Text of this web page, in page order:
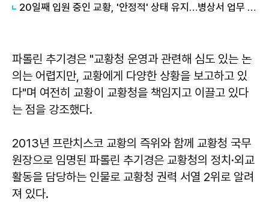
20일째 입원 중인 교황, '안정적' 상태 유지…병상서 업무 재개
파롤린 추기경은 "교황청 운영과 관련해 심도 있는 논
의는 어렵지만, 교황에게 다양한 상황을 보고하고 있
다"며 여전히 교황이 교황청을 책임지고 이끌고 있다
는 점을 강조했다.
2013년 프란치스코 교황의 즉위와 함께 교황청 국무
원장으로 임명된 파롤린 추기경은 교황청의 정치·외교
활동을 담당하는 인물로 교황청 권력 서열 2위로 알려
져 있다.